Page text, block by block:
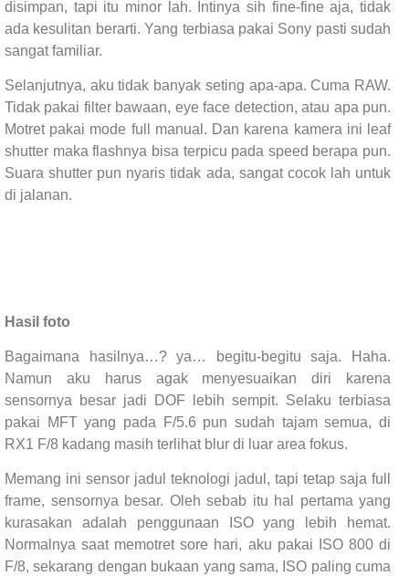
disimpan, tapi itu minor lah. Intinya sih fine-fine aja, tidak
ada kesulitan berarti. Yang terbiasa pakai Sony pasti sudah
sangat familiar.
Selanjutnya, aku tidak banyak seting apa-apa. Cuma RAW.
Tidak pakai filter bawaan, eye face detection, atau apa pun.
Motret pakai mode full manual. Dan karena kamera ini leaf
shutter maka flashnya bisa terpicu pada speed berapa pun.
Suara shutter pun nyaris tidak ada, sangat cocok lah untuk
di jalanan.
Hasil foto
Bagaimana hasilnya…? ya… begitu-begitu saja. Haha.
Namun aku harus agak menyesuaikan diri karena
sensornya besar jadi DOF lebih sempit. Selaku terbiasa
pakai MFT yang pada F/5.6 pun sudah tajam semua, di
RX1 F/8 kadang masih terlihat blur di luar area fokus.
Memang ini sensor jadul teknologi jadul, tapi tetap saja full
frame, sensornya besar. Oleh sebab itu hal pertama yang
kurasakan adalah penggunaan ISO yang lebih hemat.
Normalnya saat memotret sore hari, aku pakai ISO 800 di
F/8, sekarang dengan bukaan yang sama, ISO paling cuma